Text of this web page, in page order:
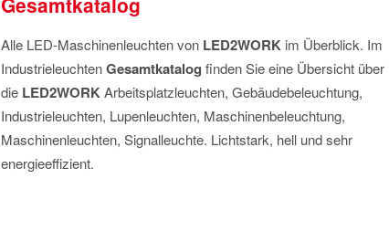
Alle LED-Maschinenleuchten von LED2WORK im Überblick. Im
IndustrieleuchtenGesamtkatalog finden Sie eine Übersicht über
die LED2WORK Arbeitsplatzleuchten, Gebäudebeleuchtung,
Industrieleuchten, Lupenleuchten, Maschinenbeleuchtung,
Maschinenleuchten, Signalleuchte. Lichtstark, hell und sehr
energieeffizient.